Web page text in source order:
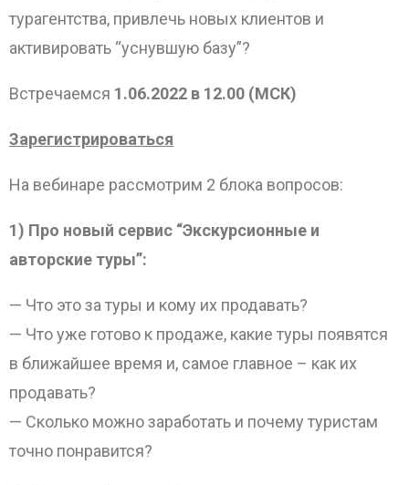
турагентства, привлечь новых клиентов и
активировать “уснувшую базу”?
Встречаемся 1.06.2022 в 12.00 (МСК)
Зарегистрироваться
На вебинаре рассмотрим 2 блока вопросов:
1) Про новый сервис “Экскурсионные и
авторские туры”:
— Что это за туры и кому их продавать?
— Что уже готово к продаже, какие туры появятся
в ближайшее время и, самое главное – как их
продавать?
— Сколько можно заработать и почему туристам
точно понравится?